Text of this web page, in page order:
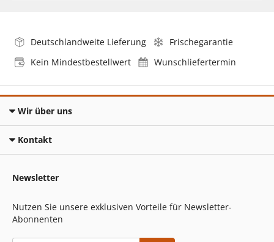
Deutschlandweite Lieferung
Frischegarantie
Kein Mindestbestellwert
Wunschliefertermin
Wir über uns
Kontakt
Newsletter
Nutzen Sie unsere exklusiven Vorteile für Newsletter-
Abonnenten